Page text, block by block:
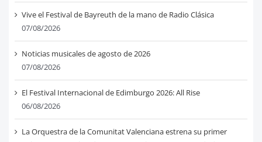
Vive el Festival de Bayreuth de la mano de Radio Clásica
07/08/2026
Noticias musicales de agosto de 2026
07/08/2026
El Festival Internacional de Edimburgo 2026: All Rise
06/08/2026
La Orquestra de la Comunitat Valenciana estrena su primer